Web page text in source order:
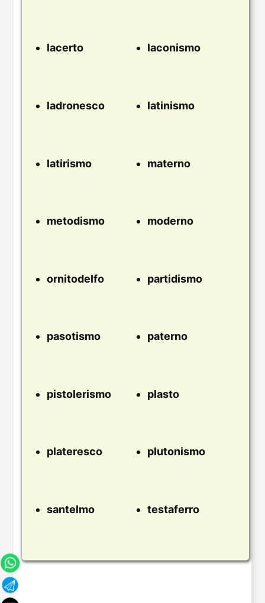
lacerto laconismo
ladronesco latinismo
latirismo materno
metodismo moderno
ornitodelfo partidismo
pasotismo paterno
pistolerismo plasto
plateresco plutonismo
santelmo testaferro